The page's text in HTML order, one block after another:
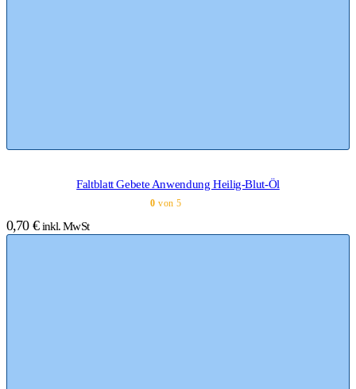
Faltblatt Gebete Anwendung Heilig-Blut-Öl
0 von 5
0,70 € inkl. MwSt